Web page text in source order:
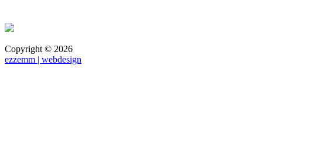
Copyright © 2026
ezzemm | webdesign